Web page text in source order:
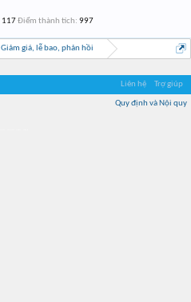
117Điểm thành tích: 997
giá, lễ bao, phản hồi
Liên hệ Trợ giúp
Quy định và Nội quy